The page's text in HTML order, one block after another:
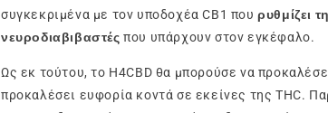
συγκεκριμένα με τον υποδοχέα CB1 που ρυθμίζει
νευροδιαβιβαστέςπου υπάρχουν στον εγκέφαλο.
Ως εκ τούτου, το H4CBD θα μπορούσε να
προκαλέσει ευφορία κοντά σε εκείνες της THC.